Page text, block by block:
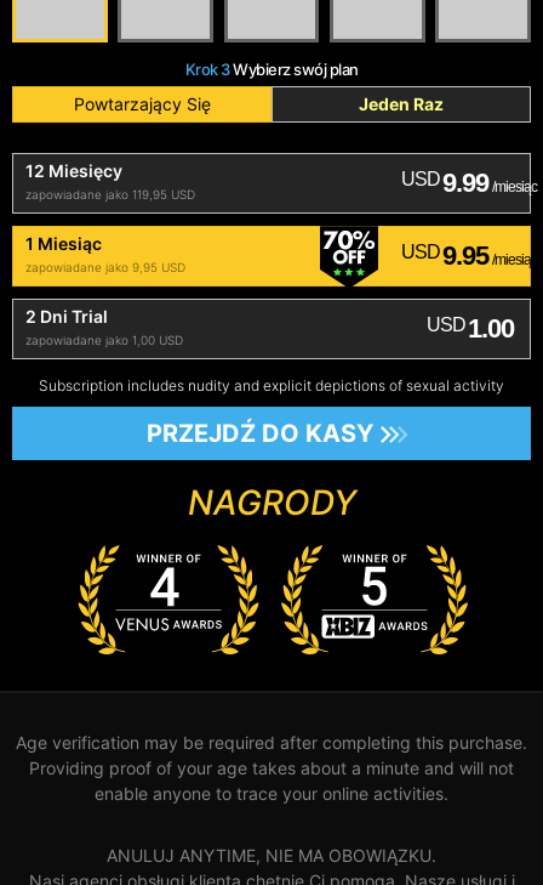
Krok 3Wybierz swój plan
Powtarzający Się Jeden Raz
12 Miesięcy
zapowiadane jako 119,95 USD
USD9.99 /miesiąc
1 Miesiąc
zapowiadane jako 9,95 USD
USD9.95 /miesiąc
2 Dni Trial
zapowiadane jako 1,00 USD
USD1.00
Subscription includes nudity and explicit depictions of sexual activity
PRZEJDŹ DO KASY
NAGRODY
Age verification may be required after completing this purchase.
Providing proof of your age takes about a minute and will not
enable anyone to trace your online activities.
ANULUJ ANYTIME, NIE MA OBOWIĄZKU.
Nasi agenci obsługi klienta chętnie Ci pomogą. Nasze usługi i